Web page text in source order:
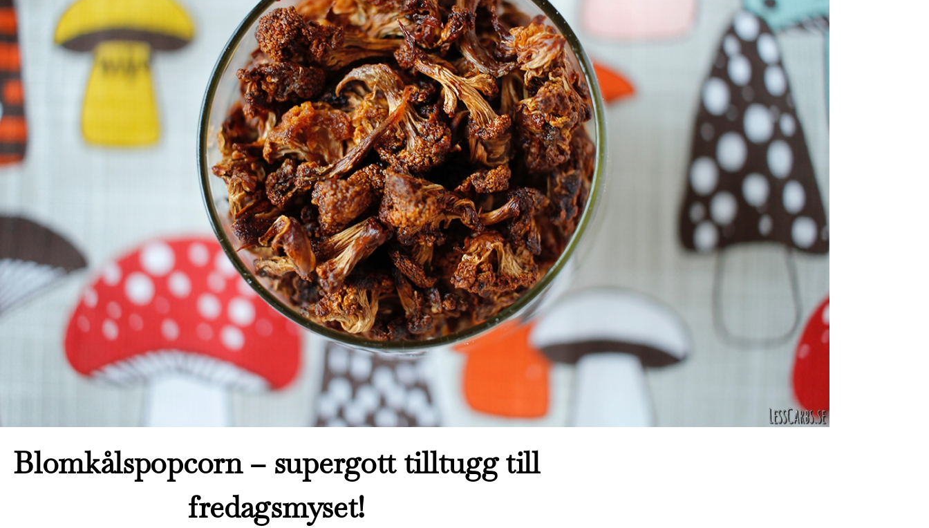
Blomkålspopcorn – supergott tilltugg till
fredagsmyset!